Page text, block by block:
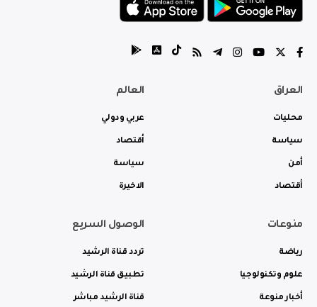
العراق
محليات
سياسة
أمن
أقتصاد
العالم
عربي ودولي
أقتصاد
سياسة
الاخيرة
منوعات
رياضة
علوم وتكنولوجيا
أخبار منوعة
الوصول السريع
تردد قناة الرشيد
تطبيق قناة الرشيد
قناة الرشيد مباشر